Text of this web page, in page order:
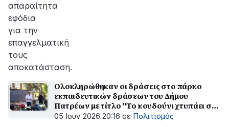
απαραίτητα
εφόδια
για την
επαγγελματική
τους
αποκατάσταση.
Ολοκληρώθηκαν οι δράσεις στο πάρκο
εκπαιδευτικών δράσεων του Δήμου
Πατρέων με τίτλο ''Το κουδούνι χτυπάει στη
φύση"
05 Ιουν 2026 20:16 σε Πολιτισμός